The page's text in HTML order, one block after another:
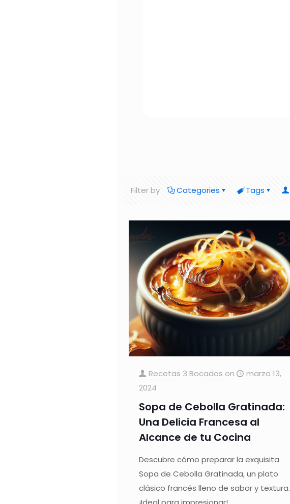
Filter by Categories Tags
Recetas 3 Bocados on
marzo 13,
2024
Sopa de Cebolla Gratinada:
Una Delicia Francesa al
Alcance de tu Cocina
Descubre cómo preparar la exquisita
Sopa de Cebolla Gratinada, un plato
clásico francés lleno de sabor y textura.